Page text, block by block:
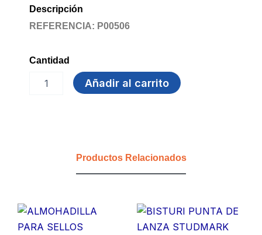
Descripción
REFERENCIA: P00506
Cantidad
MARCADOR
DORICOLOR
Añadir al carrito
Productos Relacionados